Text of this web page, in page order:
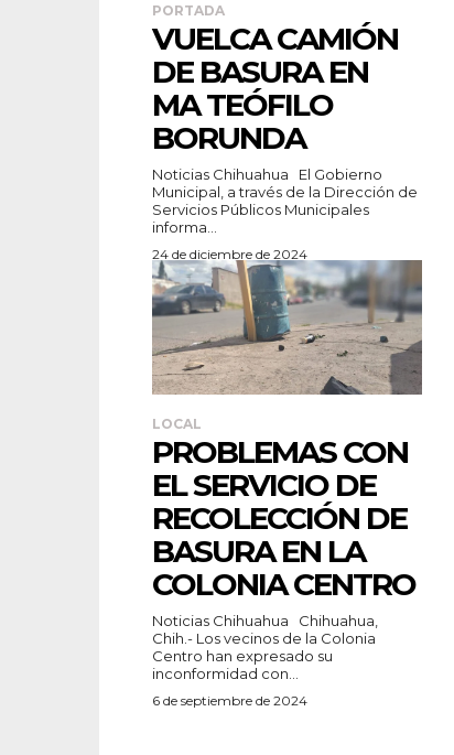
PORTADA
VUELCA CAMIÓN
DE BASURA EN
MA TEÓFILO
BORUNDA
Noticias Chihuahua El Gobierno
Municipal, a través de la Dirección de
Servicios Públicos Municipales
informa...
24 de diciembre de 2024
LOCAL
PROBLEMAS CON
EL SERVICIO DE
RECOLECCIÓN DE
BASURA EN LA
COLONIA CENTRO
Noticias Chihuahua Chihuahua,
Chih.- Los vecinos de la Colonia
Centro han expresado su
inconformidad con...
6 de septiembre de 2024